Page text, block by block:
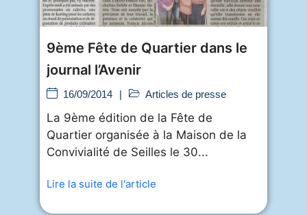
9ème Fête de Quartier dans le
journal l’Avenir
16/09/2014 | Articles de presse
La 9ème édition de la Fête de
Quartier organisée à la Maison de la
Convivialité de Seilles le 30...
Lire la suite de l'article